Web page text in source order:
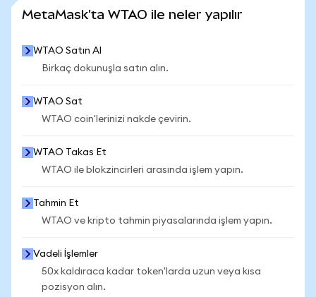
MetaMask'ta WTAO ile neler yapılır
WTAO Satın Al
Birkaç dokunuşla satın alın.
WTAO Sat
WTAO coin'lerinizi nakde çevirin.
WTAO Takas Et
WTAO ile blokzincirleri arasında işlem yapın.
Tahmin Et
WTAO ve kripto tahmin piyasalarında işlem yapın.
Vadeli İşlemler
50x kaldıraca kadar token'larda uzun veya kısa
pozisyon alın.